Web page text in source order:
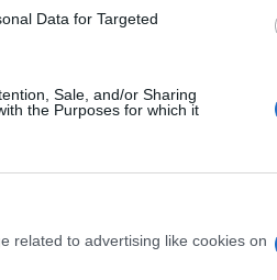
Data for Targeted
Sale, and/or Sharing
the Purposes for which it
related to advertising like cookies on
in
tempo per
e il nuovo
avrà sottoscritto un
interno